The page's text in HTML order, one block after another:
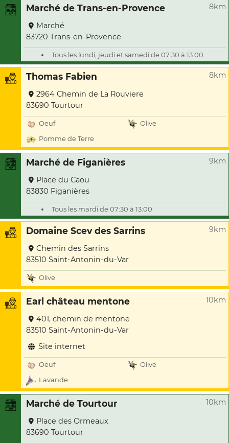
Marché de Trans-en-Provence 8km
Marché
83720 Trans-en-Provence
Tous les lundi, jeudi et samedi de 07:30 à 13:00
Thomas Fabien 8km
2964 Chemin de La Rouviere
83690 Tourtour
Oeuf
Olive
Pomme de Terre
Marché de Figanières 9km
Place du Caou
83830 Figanières
Tous les mardi de 07:30 à 13:00
Domaine Scev des Sarrins 9km
Chemin des Sarrins
83510 Saint-Antonin-du-Var
Olive
Earl château mentone 10km
401, chemin de mentone
83510 Saint-Antonin-du-Var
Site internet
Oeuf
Olive
Lavande
Marché de Tourtour 10km
Place des Ormeaux
83690 Tourtour